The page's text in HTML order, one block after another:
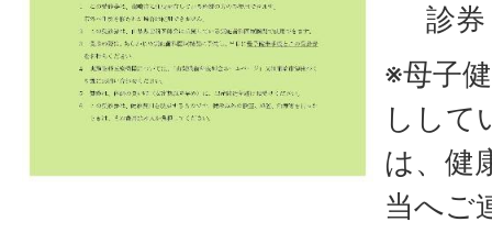
診券
※母子
しして
は、健
当へご